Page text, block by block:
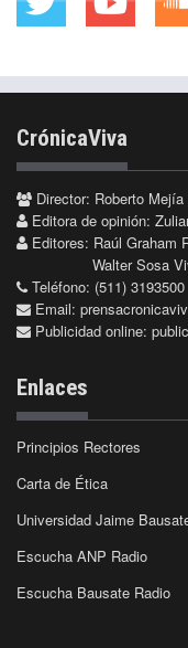
CrónicaViva
Director: Roberto
Editora de opinión:
Editores: Raúl Graham
Walter Sosa
Teléfono: (511) 3193500
Email:
Publicidad online:
Enlaces
Principios Rectores
Carta de Ética
Universidad Jaime
Escucha ANP Radio
Escucha Bausate Radio